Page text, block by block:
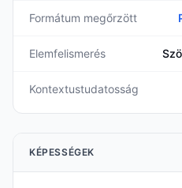
Formátum megőrzött
Elemfelismerés
Kontextustudatosság
KÉPESSÉGEK